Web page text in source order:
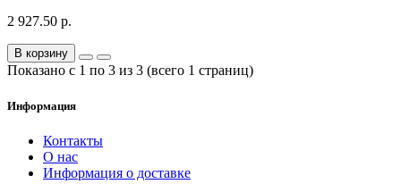
2 927.50 р.
В корзину
Показано с 1 по 3 из 3 (всего 1 страниц)
Информация
Контакты
О нас
Информация о доставке